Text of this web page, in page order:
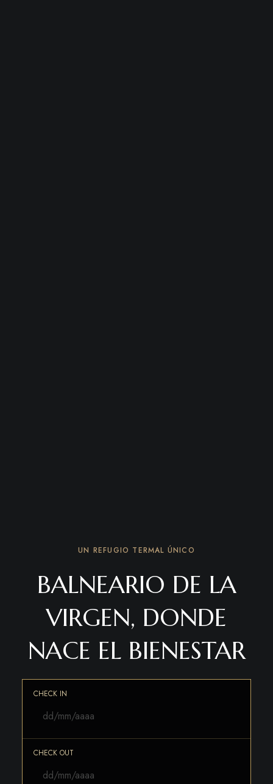
UN REFUGIO TERMAL ÚNICO
BALNEARIO DE LA
VIRGEN, DONDE
NACE EL BIENESTAR
CHECK IN
CHECK OUT